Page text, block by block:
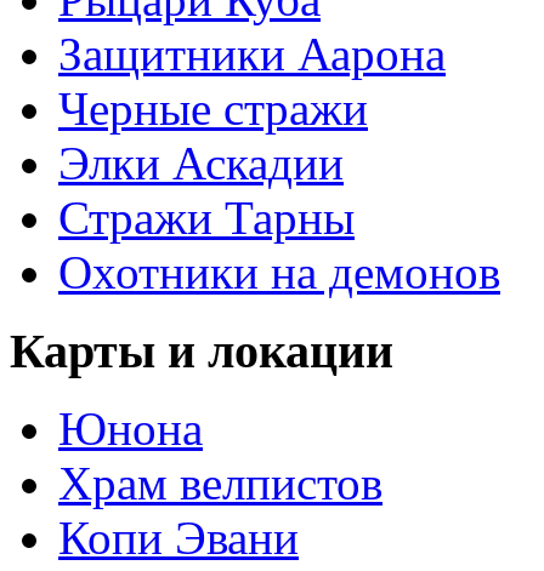
Защитники Аарона
Черные стражи
Элки Аскадии
Стражи Тарны
Охотники на демонов
Карты и локации
Юнона
Храм велпистов
Копи Эвани